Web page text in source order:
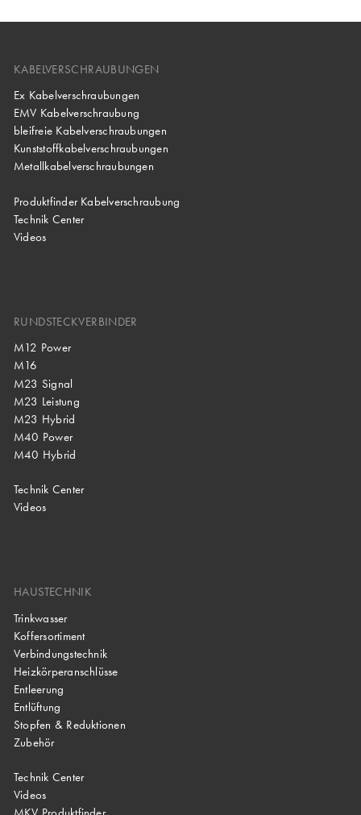
KABELVERSCHRAUBUNGEN
Ex Kabelverschraubungen
EMV Kabelverschraubung
bleifreie Kabelverschraubungen
Kunststoffkabelverschraubungen
Metallkabelverschraubungen
Produktfinder Kabelverschraubung
Technik Center
Videos
RUNDSTECKVERBINDER
M12 Power
M16
M23 Signal
M23 Leistung
M23 Hybrid
M40 Power
M40 Hybrid
Technik Center
Videos
HAUSTECHNIK
Trinkwasser
Koffersortiment
Verbindungstechnik
Heizkörperanschlüsse
Entleerung
Entlüftung
Stopfen & Reduktionen
Zubehör
Technik Center
Videos